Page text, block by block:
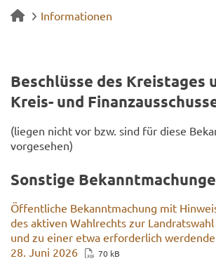
Informationen
Be­schlüs­se des Kreis­ta­ges
Kreis-​ und
(lie­gen nicht vor bzw. sind für diese
vor­ge­se­hen)
Sons­ti­ge
Öf­fent­li­che Be­kannt­ma­chung mit
des ak­ti­ven Wahl­rechts zur
und zu einer etwa er­for­der­lich
28. Juni 2026
70 kB